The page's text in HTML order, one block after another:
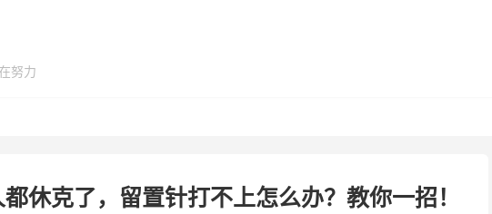
努力
休克了，留置针打不上怎么办？教你一招！